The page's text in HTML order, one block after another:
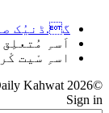
گ.ڈنیُک
اَسہِ مُتعلِق
اسہِ سْیت
©2026 Daily Kahwat - جميع الحقوق محفوظة.
Sign in